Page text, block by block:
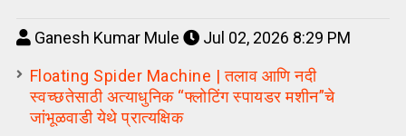
Ganesh Kumar Mule
Jul 02, 2026 8:29 PM
Floating Spider Machine | तलाव आणि नदी
स्वच्छतेसाठी अत्याधुनिक “फ्लोटिंग स्पायडर मशीन”चे
जांभूळवाडी येथे प्रात्यक्षिक